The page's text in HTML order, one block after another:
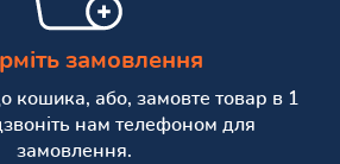
замовлення
кошика, або, замовте товар в 1
нам телефоном для
замовлення.